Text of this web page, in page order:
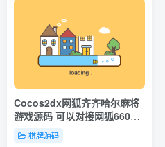
Cocos2dx网狐齐齐哈尔麻将
游戏源码 可以对接网狐6603
手机端
棋牌源码